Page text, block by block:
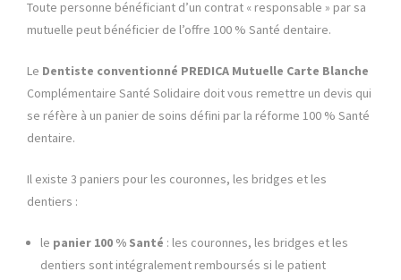
Toute personne bénéficiant d’un contrat « responsable » par sa
mutuelle peut bénéficier de l’offre 100 % Santé dentaire.
Le Dentiste conventionné PREDICA Mutuelle Carte Blanche
Complémentaire Santé Solidaire doit vous remettre un devis qui
se réfère à un panier de soins défini par la réforme 100 % Santé
dentaire.
Il existe 3 paniers pour les couronnes, les bridges et les
dentiers :
le panier 100 % Santé : les couronnes, les bridges et les
dentiers sont intégralement remboursés si le patient